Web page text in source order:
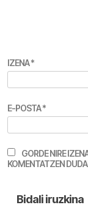
IZENA*
E-POSTA*
GORDE NIRE
KOMENTATZEN